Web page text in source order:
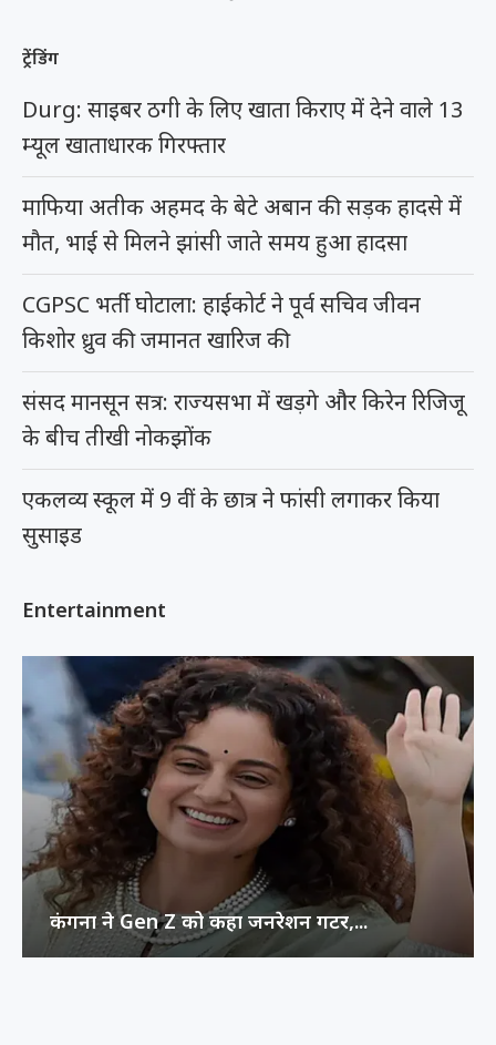
ट्रेंडिंग
Durg: साइबर ठगी के लिए खाता किराए में देने वाले 13
म्यूल खाताधारक गिरफ्तार
माफिया अतीक अहमद के बेटे अबान की सड़क हादसे में
मौत, भाई से मिलने झांसी जाते समय हुआ हादसा
CGPSC भर्ती घोटाला: हाईकोर्ट ने पूर्व सचिव जीवन
किशोर ध्रुव की जमानत खारिज की
संसद मानसून सत्र: राज्यसभा में खड़गे और किरेन रिजिजू
के बीच तीखी नोकझोंक
एकलव्य स्कूल में 9 वीं के छात्र ने फांसी लगाकर किया
सुसाइड
Entertainment
कंगना ने Gen Z को कहा जनरेशन गटर,...